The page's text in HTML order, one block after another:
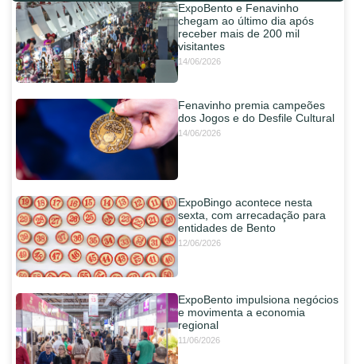
ExpoBento e Fenavinho
chegam ao último dia após
receber mais de 200 mil
visitantes
14/06/2026
Fenavinho premia campeões
dos Jogos e do Desfile Cultural
14/06/2026
ExpoBingo acontece nesta
sexta, com arrecadação para
entidades de Bento
12/06/2026
ExpoBento impulsiona negócios
e movimenta a economia
regional
11/06/2026